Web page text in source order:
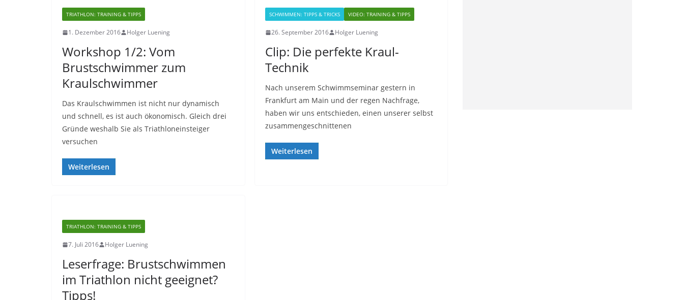
TRIATHLON: TRAINING & TIPPS
1. Dezember 2016 Holger Luening
Workshop 1/2: Vom
Brustschwimmer zum
Kraulschwimmer
Das Kraulschwimmen ist nicht nur dynamisch
und schnell, es ist auch ökonomisch. Gleich drei
Gründe weshalb Sie als Triathloneinsteiger
versuchen
Weiterlesen
SCHWIMMEN: TIPPS & TRICKS VIDEO: TRAINING & TIPPS
26. September 2016 Holger Luening
Clip: Die perfekte Kraul-
Technik
Nach unserem Schwimmseminar gestern in
Frankfurt am Main und der regen Nachfrage,
haben wir uns entschieden, einen unserer selbst
zusammengeschnittenen
Weiterlesen
TRIATHLON: TRAINING & TIPPS
7. Juli 2016 Holger Luening
Leserfrage: Brustschwimmen
im Triathlon nicht geeignet?
Tipps!